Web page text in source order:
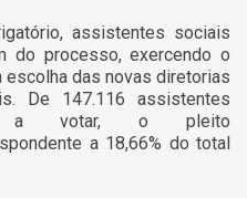
assistentes sociais
do processo, exercendo o
das novas diretorias
De 147.116 assistentes
a votar, o pleito
a 18,66% do total